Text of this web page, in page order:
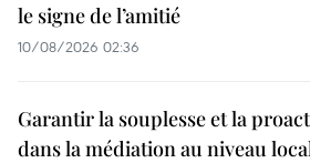
le signe de l’amitié
10/08/2026 02:36
Garantir la souplesse et la
dans la médiation au niveau